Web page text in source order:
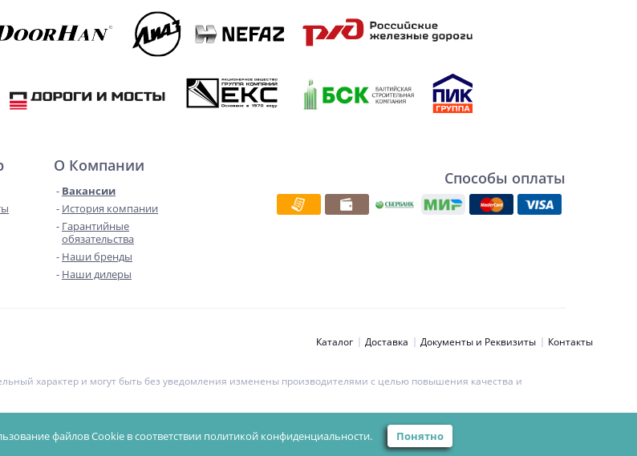
О Компании
Вакансии
История компании
Гарантийные
обязательства
Наши бренды
Наши дилеры
Способы оплаты
Каталог Доставка Документы и Реквизиты Контакты
характер и могут быть без уведомления изменены производителями с целью повышения качества и
цены у менеджеров. Политика конфиденциальности персональных данных.
файлов Cookie в соответствии политикой конфиденциальности. Понятно